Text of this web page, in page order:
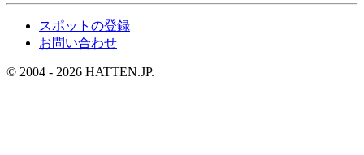
スポットの登録
お問い合わせ
© 2004 - 2026 HATTEN.JP.